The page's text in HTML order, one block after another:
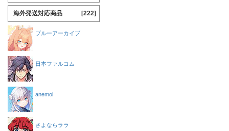
海外発送対応商品 [222]
ブルーアーカイブ
日本ファルコム
anemoi
さよならララ